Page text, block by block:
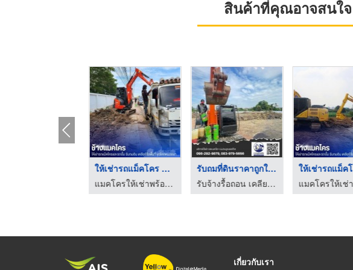
สินค้าที่คุณอาจสนใจ
ให้เช่ารถแม็คโคร PC3 ...
แมคโครให้เช่าพร้อมคนขับ - ช้างแมคโครให้เช่า
รับถมที่ดินราคาถูกใน ...
รับจ้างรื้อถอน เคลียร์ริ่งพื้นที่ ให้เช่าแบคโฮ-ป.ประยูรเซอร์วิส
เกี่ยวกับเรา